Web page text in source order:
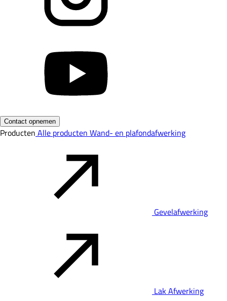
Contact opnemen
Producten Alle producten Wand- en plafondafwerking
Gevelafwerking
Lak Afwerking